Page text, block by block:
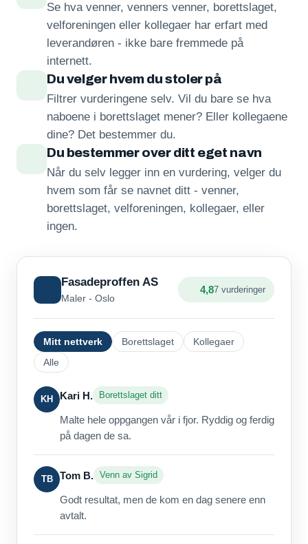
Se hva venner, venners venner, borettslaget,
velforeningen eller kollegaer har erfart med
leverandøren - ikke bare fremmede på
internett.
Du velger hvem du stoler på
Filtrer vurderingene selv. Vil du bare se hva
naboene i borettslaget mener? Eller kollegaene
dine? Det bestemmer du.
Du bestemmer over ditt eget navn
Når du selv legger inn en vurdering, velger du
hvem som får se navnet ditt - venner,
borettslaget, velforeningen, kollegaer, eller
ingen.
Fasadeproffen AS
Maler - Oslo
4,87 vurderinger
Mitt nettverk Borettslaget
Kollegaer
Alle
KH Kari H. Borettslaget ditt
Malte hele oppgangen vår i fjor. Ryddig og ferdig
på dagen de sa.
TB Tom B. Venn av Sigrid
Godt resultat, men de kom en dag senere enn
avtalt.